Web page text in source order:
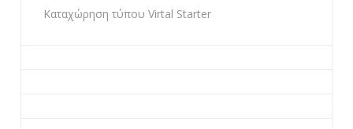
Καταχώρηση τύπου Virtal Starter